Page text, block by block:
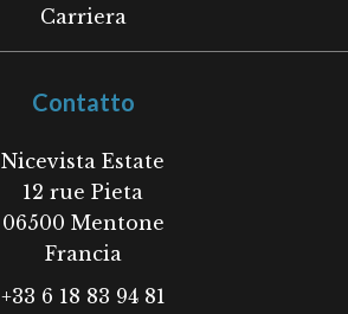
Carriera
Contatto
Nicevista Estate
12 rue Pieta
06500 Mentone
Francia
+33 6 18 83 94 81